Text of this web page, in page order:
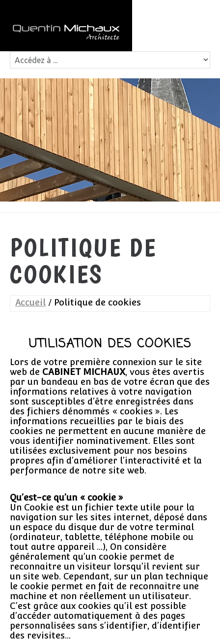
POLITIQUE DE
COOKIES
Accueil Politique de cookies
UTILISATION DES COOKIES
Lors de votre première connexion sur le site
web de CABINET MICHAUX, vous êtes avertis
par un bandeau en bas de votre écran que des
informations relatives à votre navigation
sont susceptibles d’être enregistrées dans
des fichiers dénommés « cookies ». Les
informations recueillies par le biais des
cookies ne permettent en aucune manière de
vous identifier nominativement. Elles sont
utilisées exclusivement pour nos besoins
propres afin d’améliorer l’interactivité et la
performance de notre site web.
Qu’est-ce qu’un « cookie »
Un Cookie est un fichier texte utile pour la
navigation sur les sites internet, déposé dans
un espace du disque dur de votre terminal
(ordinateur, tablette, téléphone mobile ou
tout autre appareil …), On considère
généralement qu’un cookie permet de
reconnaitre un visiteur lorsqu’il revient sur
un site web. Cependant, sur un plan technique
le cookie permet en fait de reconnaitre une
machine et non réellement un utilisateur.
C’est grâce aux cookies qu’il est possible
d’accéder automatiquement à des pages
personnalisées sans s’identifier, d’identifier
des revisites…